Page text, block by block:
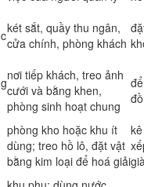
két sắt, quầy thu ngân,
cửa chính, phòng khách
nơi tiếp khách, treo ảnh
cưới và bằng khen,
phòng sinh hoạt chung
phòng kho hoặc khu ít
dùng; treo hồ lô, đặt vật
bằng kim loại để hoá giải